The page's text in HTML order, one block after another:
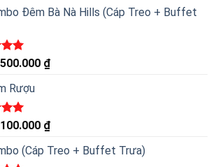
Đêm Bà Nà Hills (Cáp Treo + Buffet
500.000 ₫
Rượu
100.000 ₫
(Cáp Treo + Buffet Trưa)